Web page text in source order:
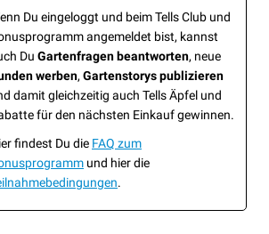
Du eingeloggt und beim Tells Club und
angemeldet bist, kannst
Du Gartenfragen beantworten, neue
werben, Gartenstorys publizieren
damit gleichzeitig auch Tells Äpfel und
für den nächsten Einkauf gewinnen.
findest Du die FAQ zum
und hier die
.